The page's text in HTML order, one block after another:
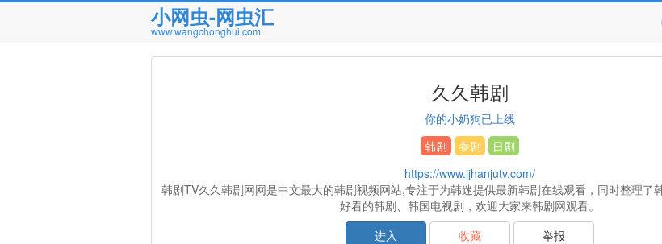
小网虫-网虫汇
www.wangchonghui.com
久久韩剧
你的小奶狗已上线
韩剧
泰剧
日剧
https://www.jjhanjutv.com/
韩剧TV久久韩剧网网是中文最大的韩剧视频网站,专注于为韩迷提供最新韩剧在线观看，同时整理了
好看的韩剧、韩国电视剧，欢迎大家来韩剧网观看。
进入
收藏 举报